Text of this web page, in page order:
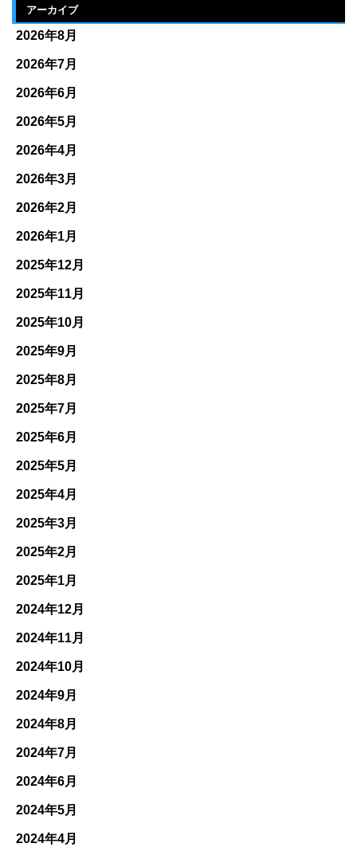
アーカイブ
2026年8月
2026年7月
2026年6月
2026年5月
2026年4月
2026年3月
2026年2月
2026年1月
2025年12月
2025年11月
2025年10月
2025年9月
2025年8月
2025年7月
2025年6月
2025年5月
2025年4月
2025年3月
2025年2月
2025年1月
2024年12月
2024年11月
2024年10月
2024年9月
2024年8月
2024年7月
2024年6月
2024年5月
2024年4月